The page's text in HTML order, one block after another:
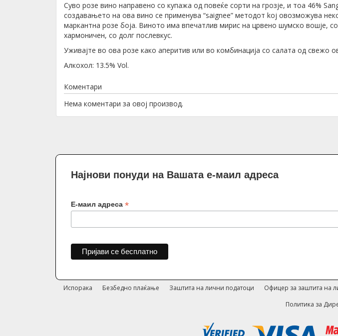
Суво розe вино направено со купажа од повеќе сорти на грозје, и тоа 46%
создавањето на ова вино се применува “saignee” методот koj овозможува
маркантна розе боја. Виното има впечатлив мирис на црвено шумско вошје,
хармоничен, со долг послевкус.
Уживајте во ова розe како аперитив или во комбинација со салата од свежо
Aлкохол: 13.5% Vol.
Коментари
Нема коментари за овој производ.
Најнови понуди на Вашата е-маил адреса
Е-маил адреса *
Испорака Безбедно плаќање Заштита на лични податоци Офицер за заштита на
Политика за